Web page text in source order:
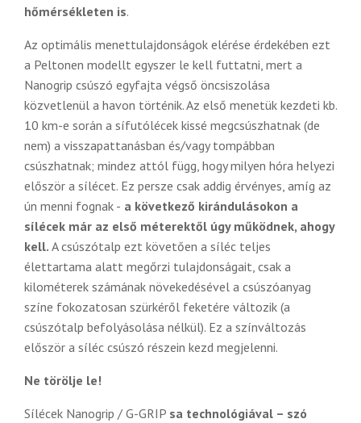
hőmérsékleten is.
Az optimális menettulajdonságok elérése érdekében ezt
a Peltonen modellt egyszer le kell futtatni, mert a
Nanogrip csúszó egyfajta végső öncsiszolása
közvetlenül a havon történik. Az első menetük kezdeti kb.
10 km-e során a sífutólécek kissé megcsúszhatnak (de
nem) a visszapattanásban és/vagy tompábban
csúszhatnak; mindez attól függ, hogy milyen hóra helyezi
először a sílécet. Ez persze csak addig érvényes, amíg az
ún menni fognak - a következő kirándulásokon a
sílécek már az első méterektől úgy működnek, ahogy
kell. A csúszótalp ezt követően a síléc teljes
élettartama alatt megőrzi tulajdonságait, csak a
kilométerek számának növekedésével a csúszóanyag
színe fokozatosan szürkéről feketére változik (a
csúszótalp befolyásolása nélkül). Ez a színváltozás
először a síléc csúszó részein kezd megjelenni.
Ne törölje le!
Sílécek Nanogrip / G-GRIP sa technológiával – szó